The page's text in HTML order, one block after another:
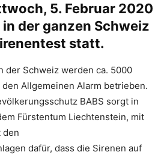
5. Februar 2020
der ganzen Schweiz
statt.
der Schweiz werden ca. 5000
Allgemeinen Alarm betrieben.
BABS sorgt in
Fürstentum Liechtenstein, mit
den
dafür, dass die Sirenen auf